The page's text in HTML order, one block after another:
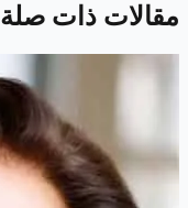
مقالات ذات صلة